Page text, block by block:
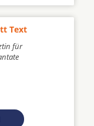
Text
für